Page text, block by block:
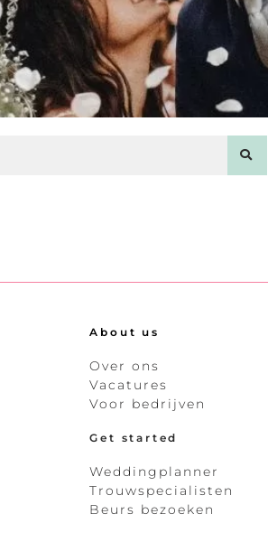
About us
Over ons
Vacatures
Voor bedrijven
Get started
Weddingplanner
Trouwspecialisten
Beurs bezoeken